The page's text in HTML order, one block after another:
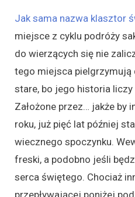
Jak sama nazwa klasztor
miejsce z cyklu podróży
do wierzących się nie
tego miejsca
stare, bo jego historia
Założone przez… jakże by
roku, już pięć lat później
wiecznego spoczynku.
freski, a podobno jeśli
serca świętego. Chociaż
przepływającej poniżej